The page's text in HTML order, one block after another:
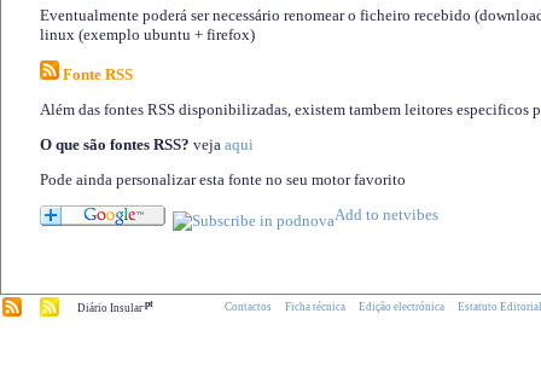
Eventualmente poderá ser necessário renomear o ficheiro recebido
linux (exemplo ubuntu + firefox)
Fonte RSS
Além das fontes RSS disponibilizadas, existem tambem leitores especificos
O que são fontes RSS? veja aqui
Pode ainda personalizar esta fonte no seu motor favorito
Diário Insular.pt Contactos Ficha técnica Edição electrónica Estatuto Editorial